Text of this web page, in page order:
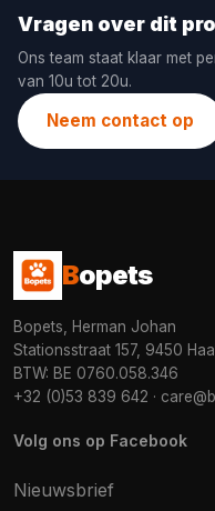
Vragen over dit
Ons team staat klaar met
van 10u tot 20u.
Neem contact op
Bopets
Bopets, Herman Johan
Stationsstraat 157, 9450
BTW: BE 0760.058.346
+32 (0)53 839 642 ·
Volg ons op Facebook
Nieuwsbrief